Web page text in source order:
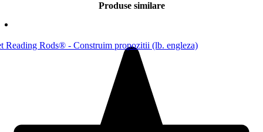
Produse similare